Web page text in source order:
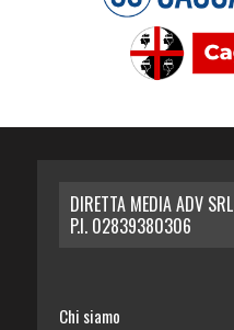
DIRETTA MEDIA ADV SRL
P.I. 02839380306
Chi siamo